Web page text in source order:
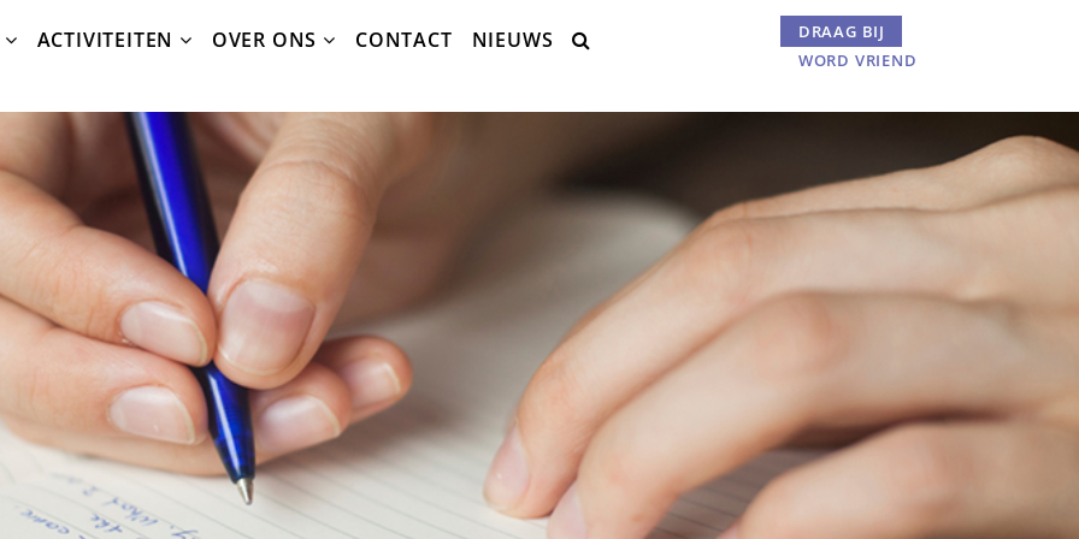
ACTIVITEITEN OVER ONS CONTACT NIEUWS 
DRAAG BIJ
WORD VRIEND